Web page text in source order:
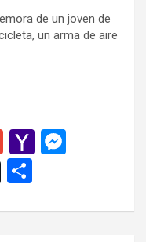
de un joven de
un arma de aire
G
m
ail
Y
o
n
m